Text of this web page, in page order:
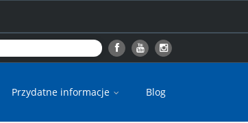
Przydatne informacje Blog